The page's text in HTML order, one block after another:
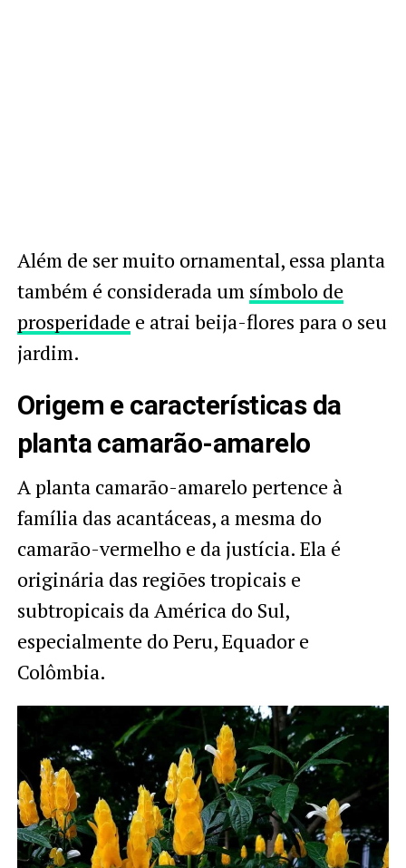
Além de ser muito ornamental, essa planta
também é considerada um símbolo de
prosperidade e atrai beija-flores para o seu
jardim.
Origem e características da
planta camarão-amarelo
A planta camarão-amarelo pertence à
família das acantáceas, a mesma do
camarão-vermelho e da justícia. Ela é
originária das regiões tropicais e
subtropicais da América do Sul,
especialmente do Peru, Equador e
Colômbia.